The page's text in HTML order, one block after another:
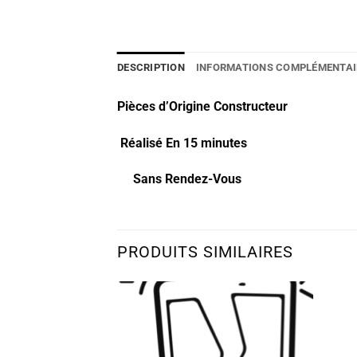
DESCRIPTION INFORMATIONS
Pièces d’Origine Constructeur
Réalisé En 15 minutes
Sans Rendez-Vous
PRODUITS SIMILAIRES